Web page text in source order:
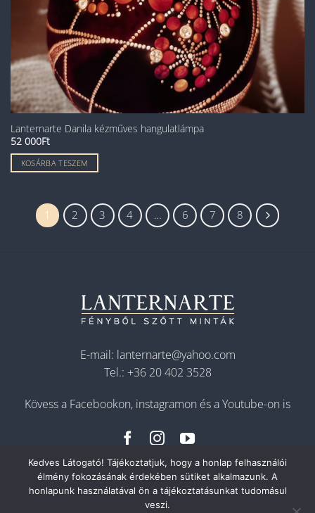
Lanternarte Danila kézműves hangulatlámpa
52 000Ft
KOSÁRBA TESZEM
1 2 3 4 … 6 7 8
E-mail: lanternarte@yahoo.com
Tel.: +36 20 402 3528
Kövess a Facebookon, instagramon és a Youtube-on is
Kedves Látogató! Tájékoztatjuk, hogy a honlap felhasználói
élmény fokozásának érdekében sütiket alkalmazunk. A
honlapunk használatával ön a tájékoztatásunkat tudomásul
veszi.